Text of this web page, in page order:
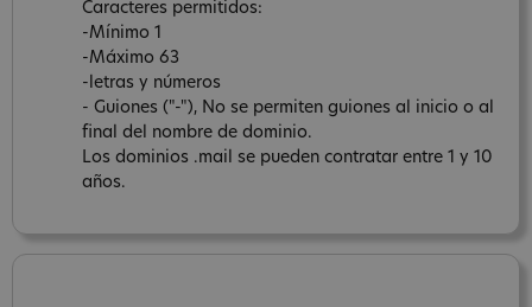
Caracteres permitidos:
-Mínimo 1
-Máximo 63
-letras y números
- Guiones ("-"), No se permiten guiones al inicio o al
final del nombre de dominio.
Los dominios .mail se pueden contratar entre 1 y 10
años.